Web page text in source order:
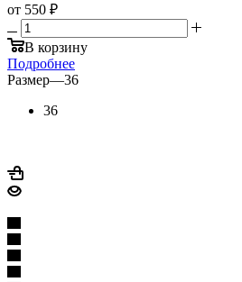
от 550 ₽
В корзину
Подробнее
Размер—36
36